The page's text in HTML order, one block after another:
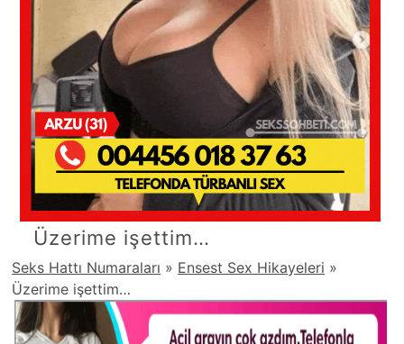
Üzerime işettim…
Seks Hattı Numaraları » Ensest Sex Hikayeleri »
Üzerime işettim…